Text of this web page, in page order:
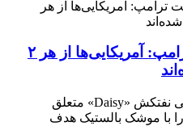
مقام مستعفی دولت ترامپ: آمریکایی‌ها از هر ۲